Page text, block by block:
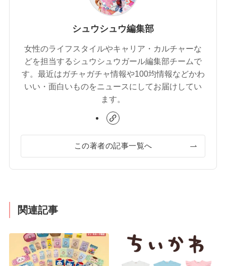
シュウシュウ編集部
女性のライフスタイルやキャリア・カルチャーな
どを担当するシュウシュウガール編集部チームで
す。最近はガチャガチャ情報や100均情報などかわ
いい・面白いものをニュースにしてお届けしてい
ます。
この著者の記事一覧へ
関連記事